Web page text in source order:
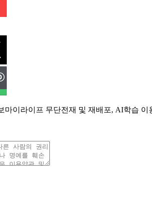
마이라이프 무단전재 및 재배포, AI학습 이